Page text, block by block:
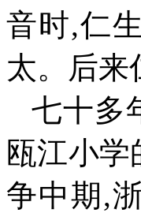
音时,仁
太。后来
七十多
瓯江小学
争中期 ,